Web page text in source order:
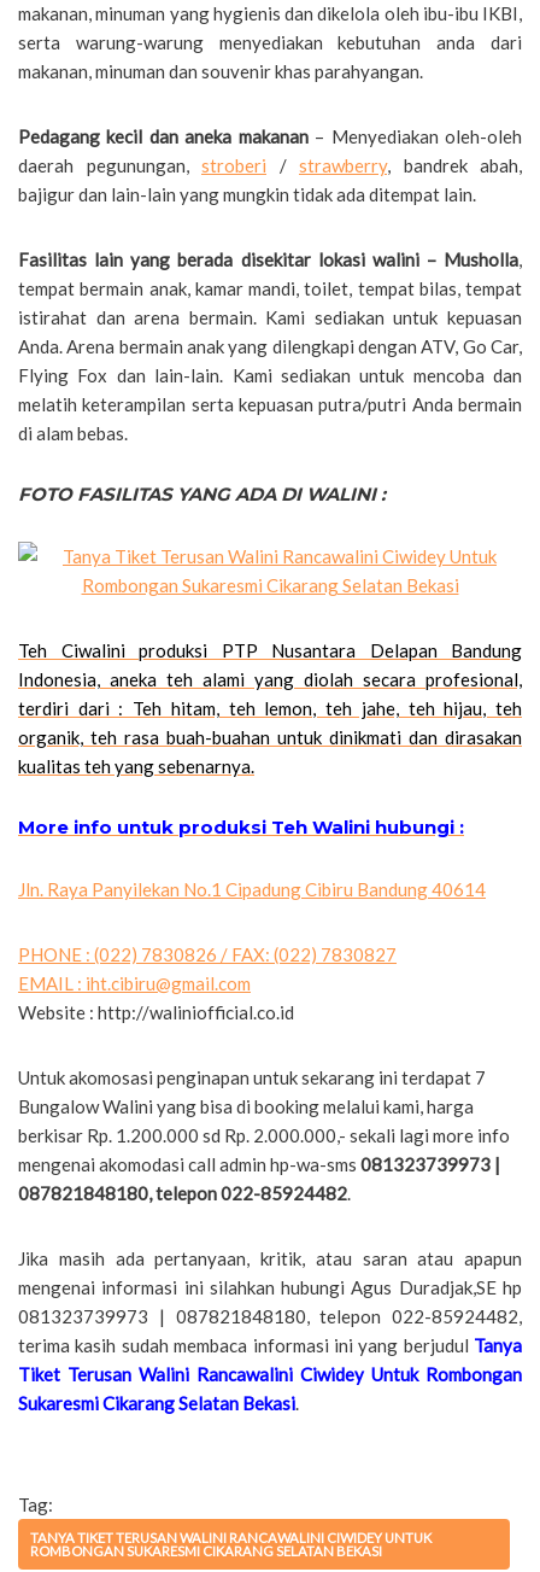
makanan, minuman yang hygienis dan dikelola oleh ibu-ibu IKBI,
serta warung-warung menyediakan kebutuhan anda dari
makanan, minuman dan souvenir khas parahyangan.
Pedagang kecil dan aneka makanan– Menyediakan oleh-oleh
daerah pegunungan, stroberi / strawberry, bandrek abah,
bajigur dan lain-lain yang mungkin tidak ada ditempat lain.
Fasilitas lain yang berada disekitar lokasi walini – Musholla,
tempat bermain anak, kamar mandi, toilet, tempat bilas, tempat
istirahat dan arena bermain. Kami sediakan untuk kepuasan
Anda. Arena bermain anak yang dilengkapi dengan ATV, Go Car,
Flying Fox dan lain-lain. Kami sediakan untuk mencoba dan
melatih keterampilan serta kepuasan putra/putri Anda bermain
di alam bebas.
FOTO FASILITAS YANG ADA DI WALINI :
Teh Ciwalini produksi PTP Nusantara Delapan Bandung
Indonesia, aneka teh alami yang diolah secara profesional,
terdiri dari : Teh hitam, teh lemon, teh jahe, teh hijau, teh
organik, teh rasa buah-buahan untuk dinikmati dan dirasakan
kualitas teh yang sebenarnya.
More info untuk produksi Teh Walini hubungi :
Jln. Raya Panyilekan No.1 Cipadung Cibiru Bandung 40614
PHONE : (022) 7830826 / FAX: (022) 7830827
EMAIL : iht.cibiru@gmail.com
Website : http://waliniofficial.co.id
Untuk akomosasi penginapan untuk sekarang ini terdapat 7
Bungalow Walini yang bisa di booking melalui kami, harga
berkisar Rp. 1.200.000 sd Rp. 2.000.000,- sekali lagi more info
mengenai akomodasi call admin hp-wa-sms 081323739973 |
087821848180, telepon 022-85924482.
Jika masih ada pertanyaan, kritik, atau saran atau apapun
mengenai informasi ini silahkan hubungi Agus Duradjak,SE hp
081323739973 | 087821848180, telepon 022-85924482,
terima kasih sudah membaca informasi ini yang berjudul Tanya
Tiket Terusan Walini Rancawalini Ciwidey Untuk Rombongan
Sukaresmi Cikarang Selatan Bekasi.
Tag:
TANYA TIKET TERUSAN WALINI RANCAWALINI CIWIDEY UNTUK
ROMBONGAN SUKARESMI CIKARANG SELATAN BEKASI